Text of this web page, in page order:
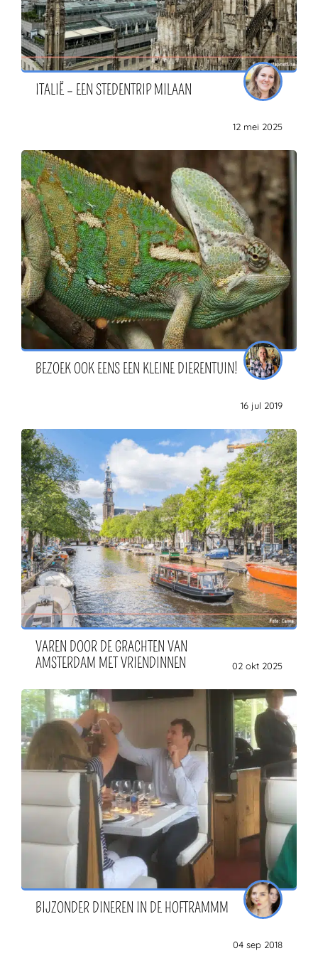
ITALIË – EEN STEDENTRIP MILAAN
12 mei 2025
BEZOEK OOK EENS EEN KLEINE DIERENTUIN!
16 jul 2019
VAREN DOOR DE GRACHTEN VAN
AMSTERDAM MET VRIENDINNEN
02 okt 2025
BIJZONDER DINEREN IN DE HOFTRAMMM
04 sep 2018